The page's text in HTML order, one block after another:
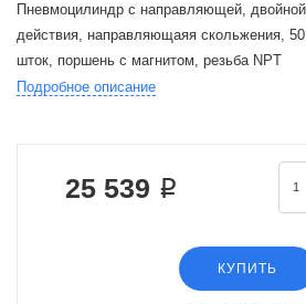
Пневмоцилиндр с направляющей,
действия, направляющаяя скольжения,
шток, поршень с магнитом, резьба NPT
Подробное описание
25 539 ₽
КУПИТЬ